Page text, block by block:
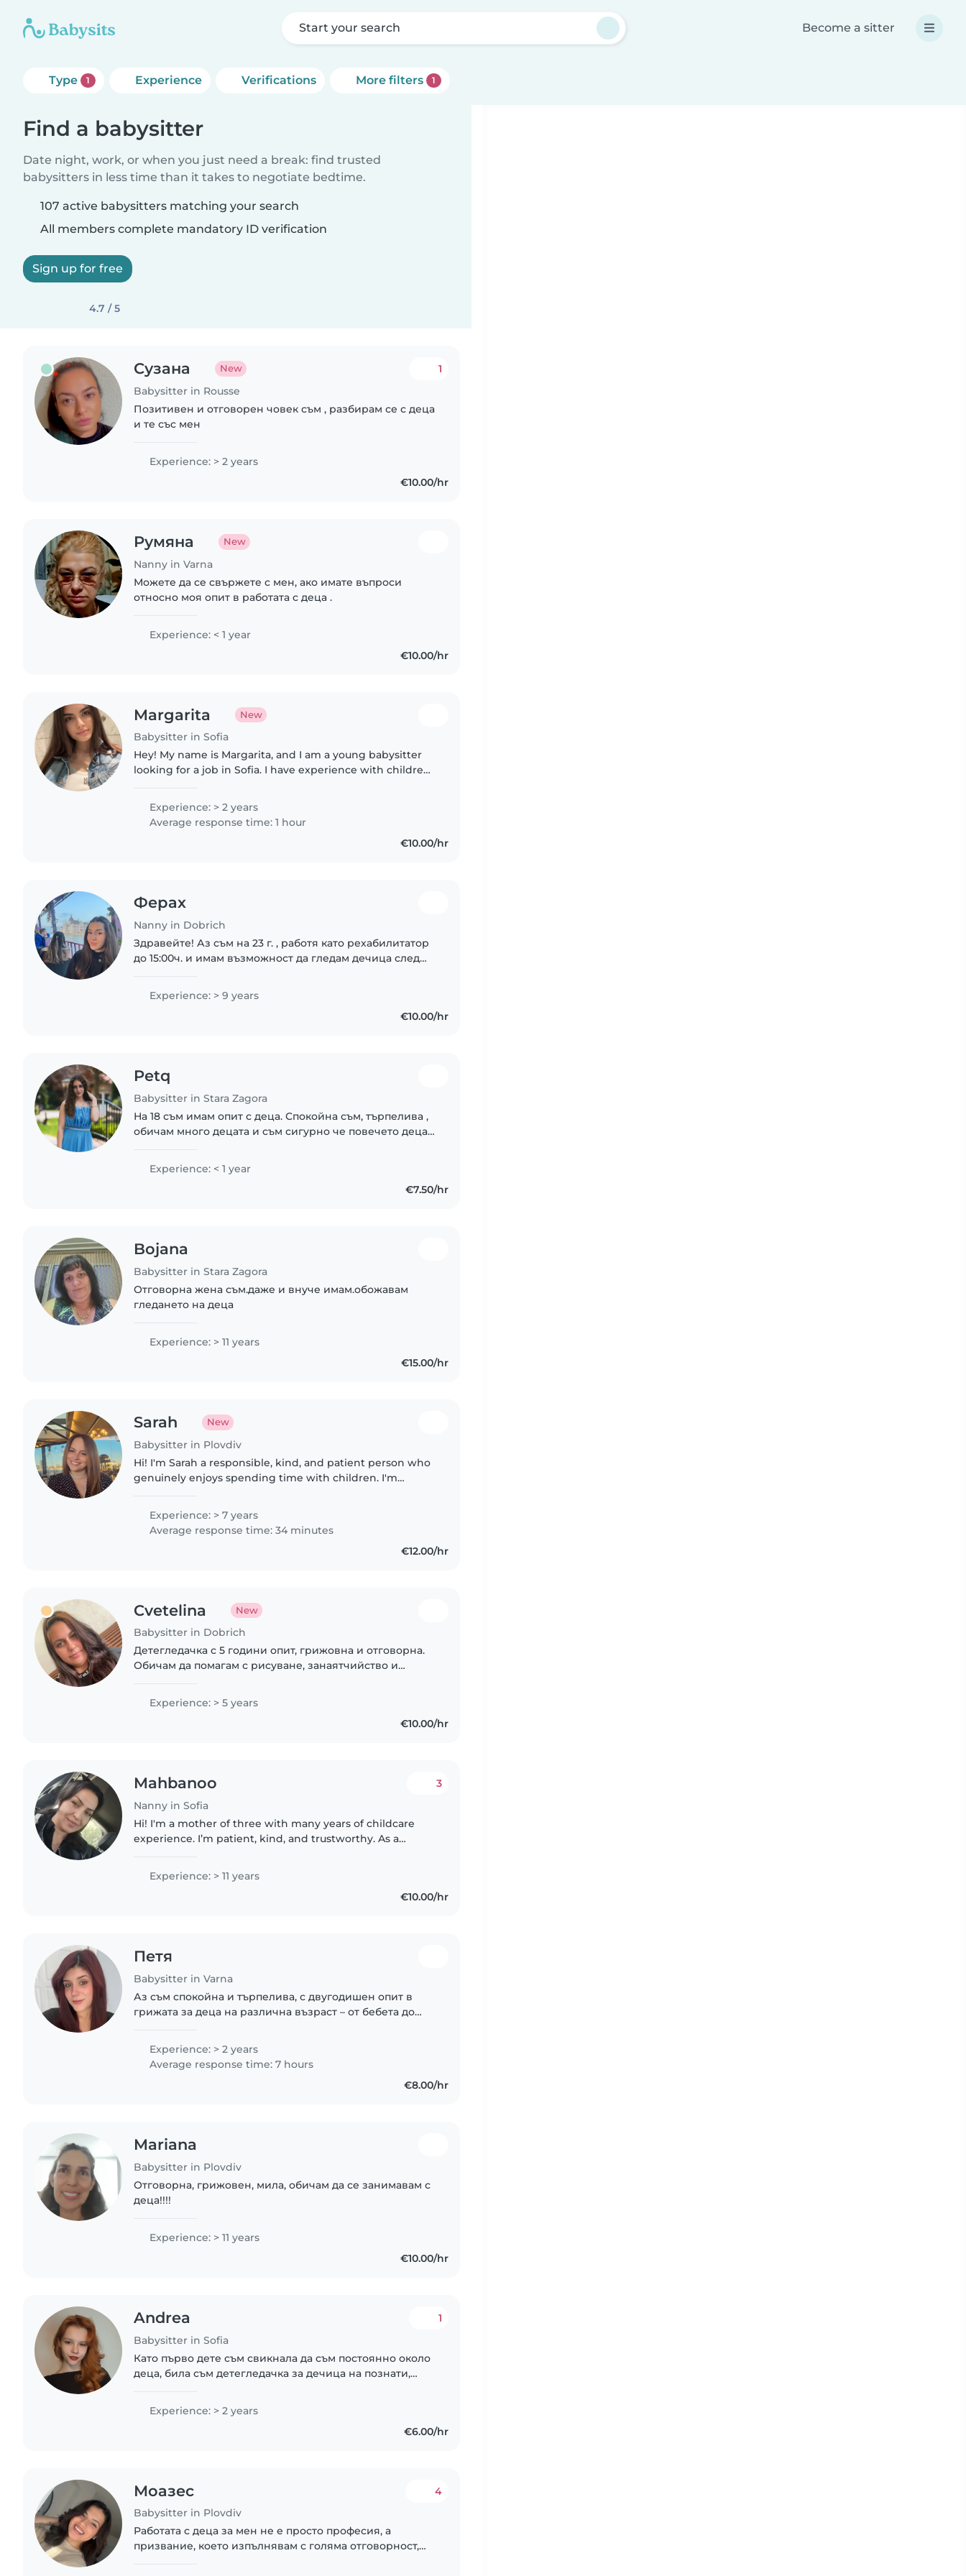
Start your search Become a sitter
Type 1 Experience Verifications More filters 1
Find a babysitter
Date night, work, or when you just need a break: find trusted
babysitters in less time than it takes to negotiate bedtime.
107 active babysitters matching your search
All members complete mandatory ID verification
Sign up for free
4.7 / 5
Сузана New
Babysitter in Rousse
1
Позитивен и отговорен човек съм , разбирам се с деца
и те със мен
Experience: > 2 years
€10.00/hr
Румяна New
Nanny in Varna
Можете да се свържете с мен, ако имате въпроси
относно моя опит в работата с деца .
Experience: < 1 year
€10.00/hr
Margarita New
Babysitter in Sofia
Hey! My name is Margarita, and I am a young babysitter
looking for a job in Sofia. I have experience with children
throughout..
Experience: > 2 years
Average response time: 1 hour
€10.00/hr
Ферах
Nanny in Dobrich
Здравейте! Аз съм на 23 г. , работя като рехабилитатор
до 15:00ч. и имам възможност да гледам дечица след
Experience: > 9 years
€10.00/hr
Petq
Babysitter in Stara Zagora
На 18 съм имам опит с деца. Спокойна съм, търпелива ,
обичам много децата и съм сигурно че повечето деца
Experience: < 1 year
€7.50/hr
Bojana
Babysitter in Stara Zagora
Отговорна жена съм.даже и внуче имам.обожавам
гледането на деца
Experience: > 11 years
€15.00/hr
Sarah New
Babysitter in Plovdiv
Hi! I'm Sarah a responsible, kind, and patient person who
genuinely enjoys spending time with children. I'm
Experience: > 7 years
Average response time: 34 minutes
€12.00/hr
Cvetelina New
Babysitter in Dobrich
Детегледачка с 5 години опит, грижовна и отговорна.
Обичам да помагам с рисуване, занаятчийство и
справям с деца от 0 до 3 години.
Experience: > 5 years
€10.00/hr
Mahbanoo
Nanny in Sofia
3
Hi! I'm a mother of three with many years of childcare
experience. I’m patient, kind, and trustworthy. As a
after. Available..
Experience: > 11 years
€10.00/hr
Петя
Babysitter in Varna
Аз съм спокойна и търпелива, с двугодишен опит в
грижата за деца на различна възраст – от бебета до
обичам творческите занимания..
Experience: > 2 years
Average response time: 7 hours
€8.00/hr
Mariana
Babysitter in Plovdiv
Отговорна, грижовен, мила, обичам да се занимавам с
деца!!!!
Experience: > 11 years
€10.00/hr
Andrea
Babysitter in Sofia
1
Като първо дете съм свикнала да съм постоянно около
деца, била съм детегледачка за дечица на познати,
Experience: > 2 years
€6.00/hr
Моазес
Babysitter in Plovdiv
4
Работата с деца за мен не е просто професия, а
призвание, което изпълнявам с голяма отговорност,